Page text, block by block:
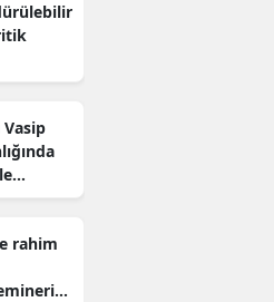
rahim